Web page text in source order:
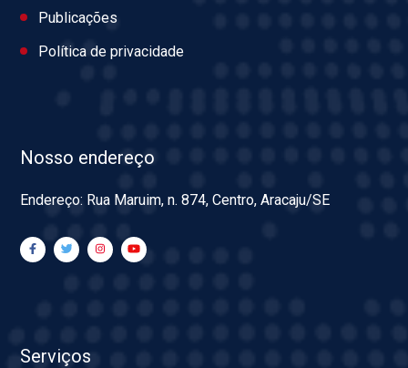
Publicações
Política de privacidade
Nosso endereço
Endereço: Rua Maruim, n. 874, Centro, Aracaju/SE
Serviços